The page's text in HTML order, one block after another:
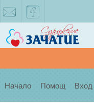
facebook
Начало Помощ Вход